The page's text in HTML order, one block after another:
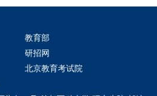
教育部
研招网
北京教育考试院